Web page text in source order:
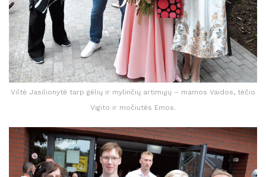
Viltė Jasilionytė tarp gėlių ir mylinčių artimųjų – mamos Vaidos, tėčio
Vigito ir močiutės Emos.